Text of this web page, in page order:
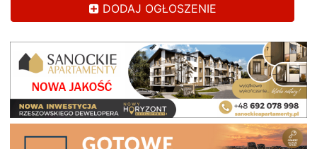
DODAJ OGŁOSZENIE